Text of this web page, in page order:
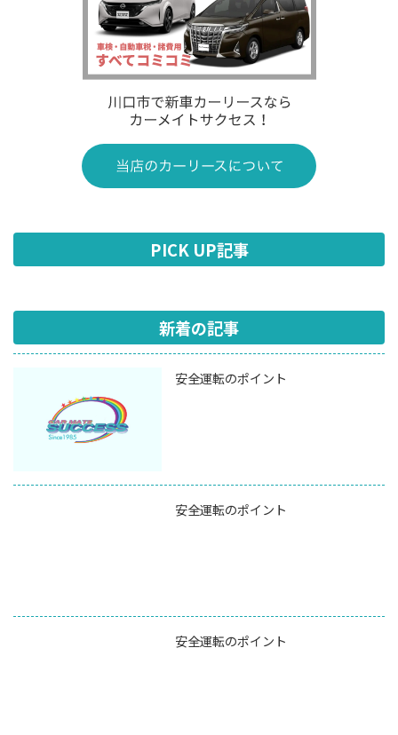
PICK UP記事
新着の記事
安全運転のポイント
安全運転のポイント
安全運転のポイント